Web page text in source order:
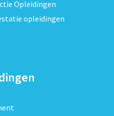
Opleidingen
opleidingen